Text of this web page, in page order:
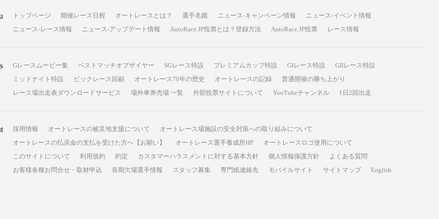
トップページ 開催レース日程 オートレースとは？ 選手名鑑 ニュース-キャンペーン情報
ニュース-イベント情報
ニュース-レース情報
ニュース-アップデート情報 AutoRace.JP投票とは？登録方法 AutoRace.JP投票 レース情報
Gレースムービー集 ベストマッチオブザイヤー SGレース特設 プレミアムカップ特設 GIレース特設
GIIレース特設
ミッドナイト特設
ビックレース回顧 オートレース70年の歴史 オートレースの記録
普通開催の勝ち上がり
レース場出走表ダウンロードサービス
場外車券売場 一覧 外部投票サイトについて YouTubeチャンネル 1日2回出走
採用情報 オートレースの被災地支援について
オートレース場施設の安全対策への取り組みについて
オートレースの払戻金の支払を受けた方へ【お願い】
オートレース選手養成所HP
オートレースロゴ使用について
このサイトについて
利用規約 約定 カスタマーハラスメントに対する基本方針 個人情報保護方針
よくある質問
お客様各種お問合せ・取材申込
長期欠場選手情報 スタッフ募集 専門紙連絡先 モバイルサイト サイトマップ English